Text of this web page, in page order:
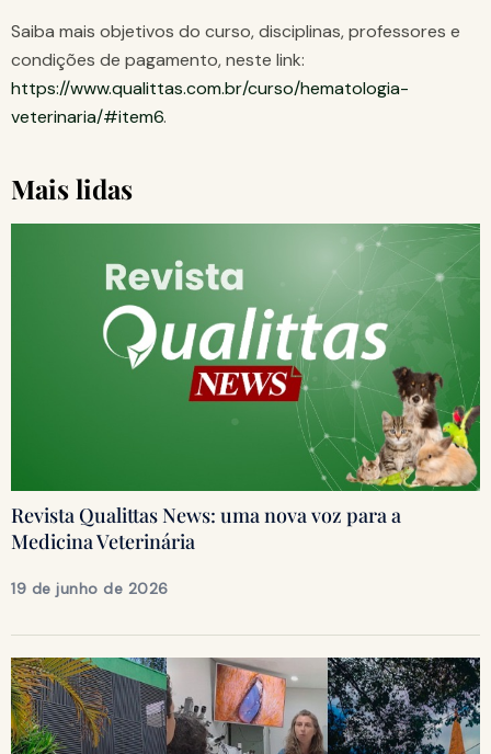
Saiba mais objetivos do curso, disciplinas, professores e
condições de pagamento, neste link:
https://www.qualittas.com.br/curso/hematologia-
veterinaria/#item6.
Mais lidas
Revista Qualittas News: uma nova voz para a
Medicina Veterinária
19 de junho de 2026